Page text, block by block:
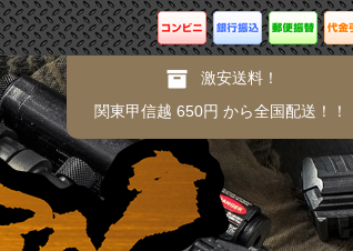
激安送料！
関東甲信越 650円 から全国配送！！